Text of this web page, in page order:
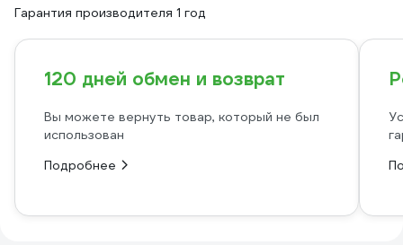
Гарантия производителя 1 год
120 дней обмен и возврат
Вы можете вернуть товар, который не был
использован
Подробнее